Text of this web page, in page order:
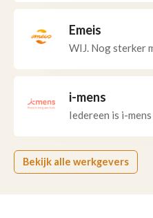
Emeis
WIJ. Nog sterker
i-mens
Iedereen is i-mens
Bekijk alle werkgevers